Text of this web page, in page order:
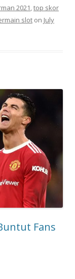
2021,top skor
slot on July
Fans